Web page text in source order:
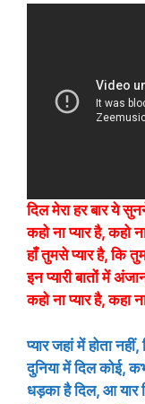
दिल मेरा हर बार ये
कहो ना प्यार है, कहो
हाँ तुमसे प्यार है, कि
इन प्यारी बातों में
कहो ना प्यार है, कहा
प्यार जहां में होता नहीं,
दुनिया में दिल कोई,
धड़का है दिल, आ यार